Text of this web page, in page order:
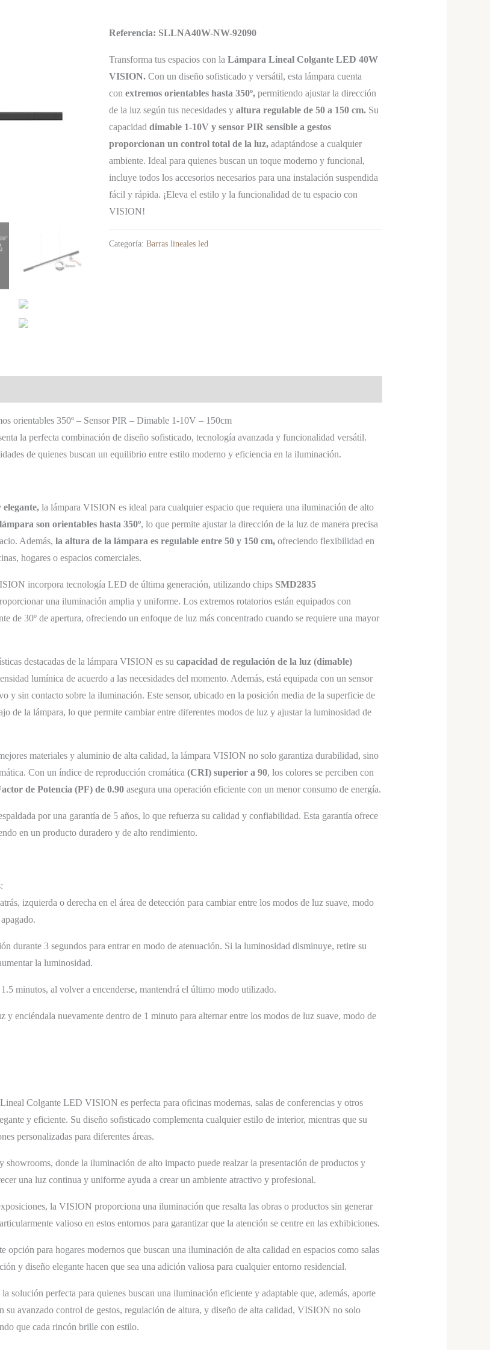
Referencia: SLLNA40W-NW-92090
Transforma tus espacios con laLámpara Lineal Colgante LED 40W
VISION. Con un diseño sofisticado y versátil, esta lámpara cuenta
conextremos orientables hasta 350º, permitiendo ajustar la dirección
de la luz según tus necesidades yaltura regulable de 50 a 150 cm. Su
capacidaddimable 1-10V y sensor PIR sensible a gestos
proporcionan un control total de la luz, adaptándose a cualquier
ambiente. Ideal para quienes buscan un toque moderno y funcional,
incluye todos los accesorios necesarios para una instalación suspendida
fácil y rápida. ¡Eleva el estilo y la funcionalidad de tu espacio con
VISION!
Categoría:Barras lineales led
orientables 350º – Sensor PIR – Dimable 1-10V – 150cm
la perfecta combinación de diseño sofisticado, tecnología avanzada y funcionalidad versátil.
de quienes buscan un equilibrio entre estilo moderno y eficiencia en la iluminación.
la lámpara VISION es ideal para cualquier espacio que requiera una iluminación de alto
son orientables hasta 350º, lo que permite ajustar la dirección de la luz de manera precisa
Además, la altura de la lámpara es regulable entre 50 y 150 cm,ofreciendo flexibilidad en
hogares o espacios comerciales.
incorpora tecnología LED de última generación, utilizando chips SMD2835
una iluminación amplia y uniforme. Los extremos rotatorios están equipados con
de 30º de apertura, ofreciendo un enfoque de luz más concentrado cuando se requiere una mayor
destacadas de la lámpara VISION es su capacidad de regulación de la luz (dimable)
lumínica de acuerdo a las necesidades del momento. Además, está equipada con un sensor
y sin contacto sobre la iluminación. Este sensor, ubicado en la posición media de la superficie de
de la lámpara, lo que permite cambiar entre diferentes modos de luz y ajustar la luminosidad de
materiales y aluminio de alta calidad, la lámpara VISION no solo garantiza durabilidad, sino
Con un índice de reproducción cromática (CRI) superior a 90, los colores se perciben con
de Potencia (PF) de 0.90asegura una operación eficiente con un menor consumo de energía.
por una garantía de 5 años, lo que refuerza su calidad y confiabilidad. Esta garantía ofrece
en un producto duradero y de alto rendimiento.
izquierda o derecha en el área de detección para cambiar entre los modos de luz suave, modo
durante 3 segundos para entrar en modo de atenuación. Si la luminosidad disminuye, retire su
la luminosidad.
minutos, al volver a encenderse, mantendrá el último modo utilizado.
y enciéndala nuevamente dentro de 1 minuto para alternar entre los modos de luz suave, modo de
Colgante LED VISION es perfecta para oficinas modernas, salas de conferencias y otros
y eficiente. Su diseño sofisticado complementa cualquier estilo de interior, mientras que su
personalizadas para diferentes áreas.
showrooms, donde la iluminación de alto impacto puede realzar la presentación de productos y
una luz continua y uniforme ayuda a crear un ambiente atractivo y profesional.
la VISION proporciona una iluminación que resalta las obras o productos sin generar
valioso en estos entornos para garantizar que la atención se centre en las exhibiciones.
opción para hogares modernos que buscan una iluminación de alta calidad en espacios como salas
y diseño elegante hacen que sea una adición valiosa para cualquier entorno residencial.
solución perfecta para quienes buscan una iluminación eficiente y adaptable que, además, aporte
su avanzado control de gestos, regulación de altura, y diseño de alta calidad, VISION no solo
que cada rincón brille con estilo.